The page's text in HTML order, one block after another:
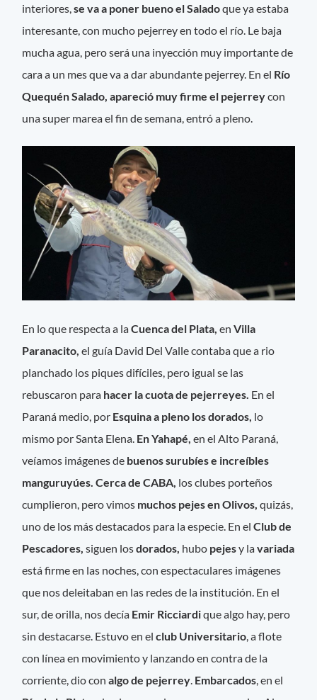
interiores,se va a poner bueno el Saladoque ya estaba
interesante, con mucho pejerrey en todo el río. Le baja
mucha agua, pero será una inyección muy importante de
cara a un mes que va a dar abundante pejerrey. En el Río
Quequén Salado, apareció muy firme el pejerreycon
una super marea el fin de semana, entró a pleno.
En lo que respecta a laCuenca del Plata,enVilla
Paranacito, el guía David Del Valle contaba que a rio
planchado los piques difíciles, pero igual se las
rebuscaron para hacer la cuota de pejerreyes. En el
Paraná medio, por Esquina a pleno los dorados, lo
mismo por Santa Elena. En Yahapé,en el Alto Paraná,
veíamos imágenes de buenos surubíes e increíbles
manguruyúes. Cerca de CABA, los clubes porteños
cumplieron, pero vimos muchos pejes en Olivos, quizás,
uno de los más destacados para la especie. En elClub de
Pescadores, siguen losdorados, hubo pejesy lavariada
está firme en las noches, con espectaculares imágenes
que nos deleitaban en las redes de la institución. En el
sur, de orilla, nos decía Emir Ricciardique algo hay, pero
sin destacarse. Estuvo en elclub Universitario, a flote
con línea en movimiento y lanzando en contra de la
corriente, dio conalgo de pejerrey. Embarcados, en el